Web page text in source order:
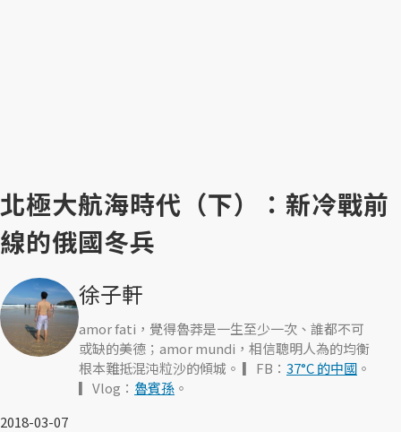
北極大航海時代（下）：新冷戰前
線的俄國冬兵
徐子軒
amor fati，覺得魯莽是一生至少一次、誰都不可
或缺的美德；amor mundi，相信聰明人為的均衡
根本難抵混沌粒沙的傾城。 ▎FB： 37°C 的中國 。
▎Vlog： 魯賓孫 。
2018-03-07